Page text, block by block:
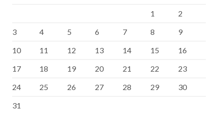
1
2
3
4 5 6 7 8
9
10
11 12 13 14 15
16
17
18 19 20 21 22
23
24
25 26 27 28 29
30
31